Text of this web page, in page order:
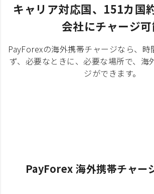
キャリア対応国、151カ国
会社にチャージ
PayForexの海外携帯チャージなら、時
ず、必要なときに、必要な場所で、海
ジができます。
PayForex 海外携帯チャー